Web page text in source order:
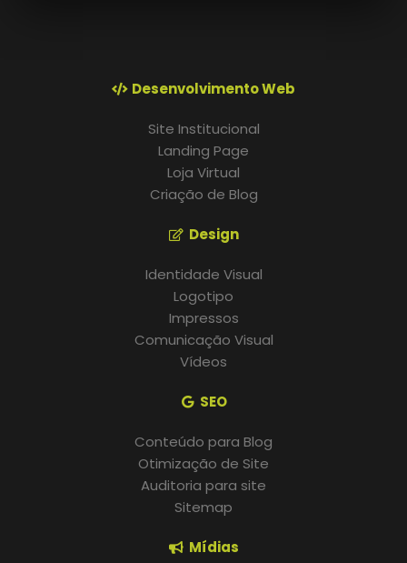
Desenvolvimento Web
Site Institucional
Landing Page
Loja Virtual
Criação de Blog
Design
Identidade Visual
Logotipo
Impressos
Comunicação Visual
Vídeos
SEO
Conteúdo para Blog
Otimização de Site
Auditoria para site
Sitemap
Mídias